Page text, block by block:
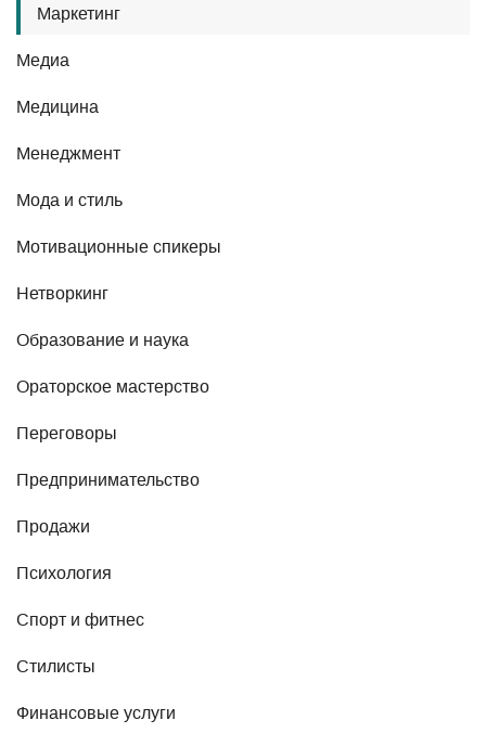
Маркетинг
Медиа
Медицина
Менеджмент
Мода и стиль
Мотивационные спикеры
Нетворкинг
Образование и наука
Ораторское мастерство
Переговоры
Предпринимательство
Продажи
Психология
Спорт и фитнес
Стилисты
Финансовые услуги